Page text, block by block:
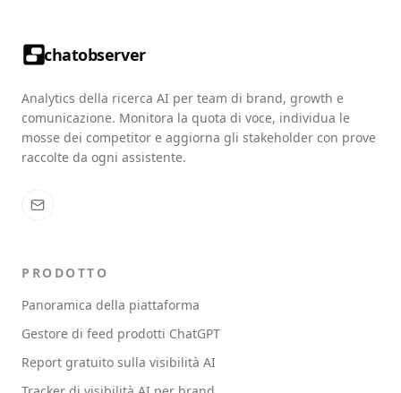
chatobserver
Analytics della ricerca AI per team di brand, growth e
comunicazione. Monitora la quota di voce, individua le
mosse dei competitor e aggiorna gli stakeholder con prove
raccolte da ogni assistente.
PRODOTTO
Panoramica della piattaforma
Gestore di feed prodotti ChatGPT
Report gratuito sulla visibilità AI